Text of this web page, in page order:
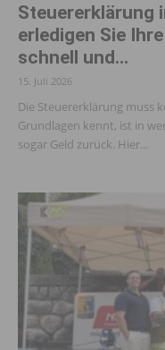
Steuererklärung
erledigen Sie
schnell und...
15. Juli 2026
Die Steuererklärung muss
Grundlagen kennt, ist in
sogar Geld zurück. Hier...